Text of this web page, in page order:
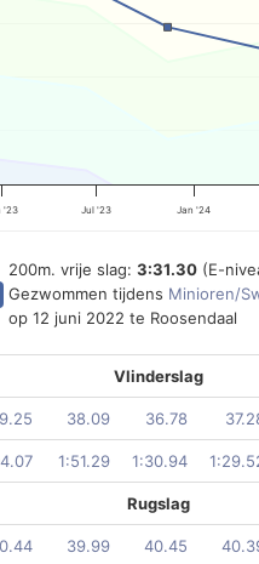
'23 Jul '23 Jan '24
200m. vrije slag: 3:31.30 (E-
Gezwommen tijdens Minioren/
op 12 juni 2022 te Roosendaal
Vlinderslag
38.09 36.78
1:51.29 1:30.94
Rugslag
39.99 40.45